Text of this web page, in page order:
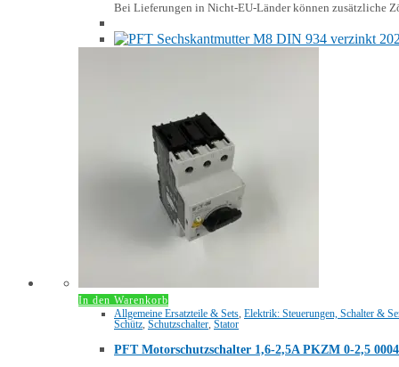
Bei Lieferungen in Nicht-EU-Länder können zusätzliche
In den Warenkorb
Allgemeine Ersatzteile & Sets, Elektrik: Steuerungen, Schalter &
Schütz, Schutzschalter, Stator
PFT Motorschutzschalter 1,6-2,5A PKZM 0-2,5